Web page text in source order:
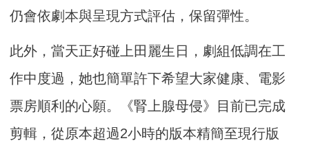
仍會依劇本與呈現方式評估，保留彈性。
此外，當天正好碰上田麗生日，劇組低調在工
作中度過，她也簡單許下希望大家健康、電影
票房順利的心願。《腎上腺母侵》目前已完成
剪輯，從原本超過2小時的版本精簡至現行版